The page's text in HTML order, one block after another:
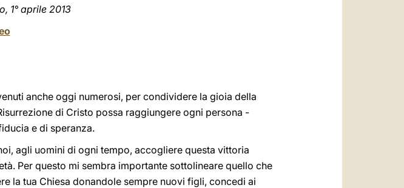
, 1° aprile 2013
anche oggi numerosi, per condividere la gioia della
di Cristo possa raggiungere ogni persona -
e di speranza.
agli uomini di ogni tempo, accogliere questa vittoria
Per questo mi sembra importante sottolineare quello che
la tua Chiesa donandole sempre nuovi figli, concedi ai